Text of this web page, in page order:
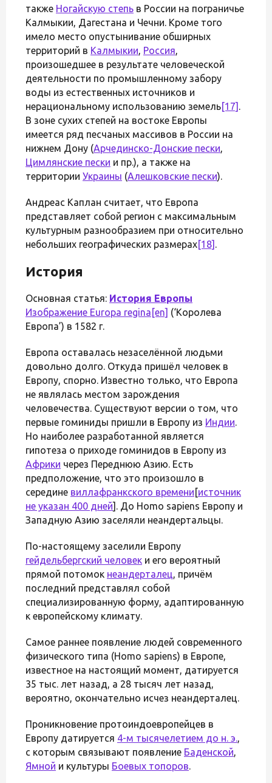
также Ногайскую степь в России на пограничье
Калмыкии, Дагестана и Чечни. Кроме того
имело место опустынивание обширных
территорий в Калмыкии, Россия,
произошедшее в результате человеческой
деятельности по промышленному забору
воды из естественных источников и
нерациональному использованию земель[17] .
В зоне сухих степей на востоке Европы
имеется ряд песчаных массивов в России на
нижнем Дону (Арчединско-Донские пески,
Цимлянские пески и пр.), а также на
территории Украины (Алешковские пески).
Андреас Каплан считает, что Европа
представляет собой регион с максимальным
культурным разнообразием при относительно
небольших географических размерах[18] .
История
Основная статья: История Европы
Изображение Europa regina [en] (‘Королева
Европа’) в 1582 г.
Европа оставалась незаселённой людьми
довольно долго. Откуда пришёл человек в
Европу, спорно. Известно только, что Европа
не являлась местом зарождения
человечества. Существуют версии о том, что
первые гоминиды пришли в Европу из Индии.
Но наиболее разработанной является
гипотеза о приходе гоминидов в Европу из
Африки через Переднюю Азию. Есть
предположение, что это произошло в
середине виллафранкского времени [источник
не указан 400 дней]. До Homo sapiens Европу и
Западную Азию заселяли неандертальцы.
По-настоящему заселили Европу
гейдельбергский человек и его вероятный
прямой потомок неандерталец, причём
последний представлял собой
специализированную форму, адаптированную
к европейскому климату.
Самое раннее появление людей современного
физического типа (Homo sapiens) в Европе,
известное на настоящий момент, датируется
35 тыс. лет назад, а 28 тысяч лет назад,
вероятно, окончательно исчез неандерталец.
Проникновение протоиндоевропейцев в
Европу датируется 4-м тысячелетием до н. э.,
с которым связывают появление Баденской,
Ямной и культуры Боевых топоров.